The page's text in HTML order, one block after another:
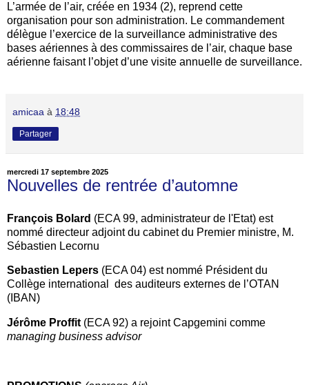
L’armée de l’air, créée en 1934 (2), reprend cette
organisation pour son administration. Le commandement
délègue l’exercice de la surveillance administrative des
bases aériennes à des commissaires de l’air, chaque base
aérienne faisant l’objet d’une visite annuelle de surveillance.
amicaa à 18:48
Partager
mercredi 17 septembre 2025
Nouvelles de rentrée d’automne
François Bolard (ECA 99, administrateur de l'Etat) est
nommé directeur adjoint du cabinet du Premier ministre, M.
Sébastien Lecornu
Sebastien Lepers (ECA 04) est nommé Président du
Collège international des auditeurs externes de l’OTAN
(IBAN)
Jérôme Proffit (ECA 92) a rejoint Capgemini comme
managing business advisor